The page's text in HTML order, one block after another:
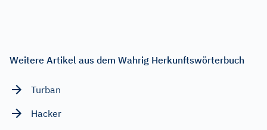
Weitere Artikel aus dem Wahrig Herkunftswörterbuch
Turban
Hacker